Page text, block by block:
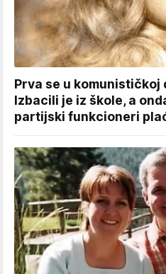
Prva se u
Izbacili je iz škole, a
partijski funkcioneri